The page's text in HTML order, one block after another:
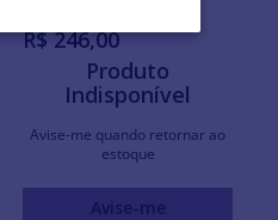
R$ 246,00
Produto
Indisponível
Avise-me quando retornar ao
estoque
Avise-me